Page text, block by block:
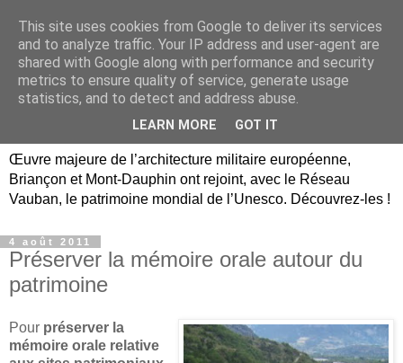
Briançon, Mont-Dauphin,
Vauban Unesco Hautes-
Œuvre majeure de l’architecture militaire européenne,
Briançon et Mont-Dauphin ont rejoint, avec le Réseau
Vauban, le patrimoine mondial de l’Unesco. Découvrez-les !
4 août 2011
Préserver la mémoire orale autour du
patrimoine
Pour préserver la
mémoire orale relative
This site uses cookies from Google to deliver its services
and to analyze traffic. Your IP address and user-agent are
shared with Google along with performance and security
metrics to ensure quality of service, generate usage
statistics, and to detect and address abuse.
LEARN MORE GOT IT